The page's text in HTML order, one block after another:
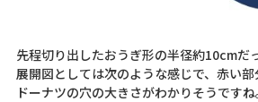
先程切り出したおうぎ形の半径約10cmだ
展開図としては次のような感じで、赤い
ドーナツの穴の大きさがわかりそうですね